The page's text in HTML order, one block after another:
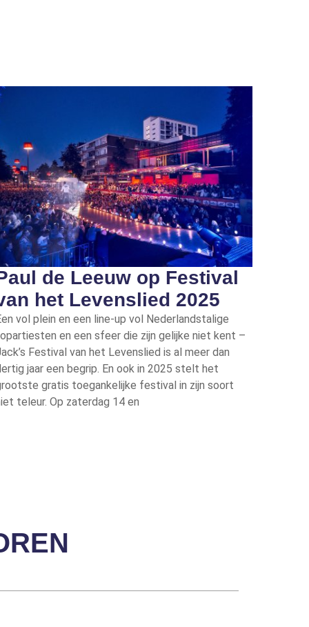
de Leeuw op Festival
het Levenslied 2025
vol plein en een line-up vol Nederlandstalige
en een sfeer die zijn gelijke niet kent –
Festival van het Levenslied is al meer dan
jaar een begrip. En ook in 2025 stelt het
gratis toegankelijke festival in zijn soort
teleur. Op zaterdag 14 en